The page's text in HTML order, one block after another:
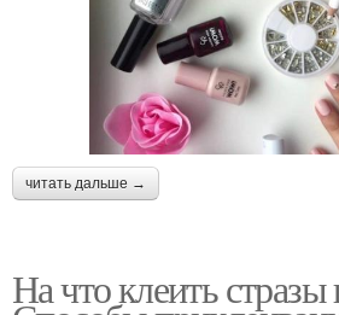
читать дальше →
На что клеить